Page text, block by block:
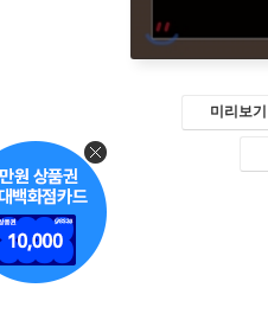
미리보기